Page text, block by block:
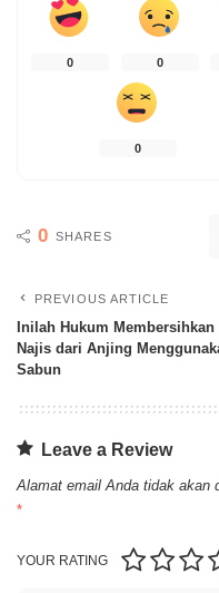
0 0
0
0 SHARES
PREVIOUS ARTICLE
Inilah Hukum Membersihkan
Najis dari Anjing
Sabun
Leave a Review
Alamat email Anda tidak akan
*
YOUR RATING